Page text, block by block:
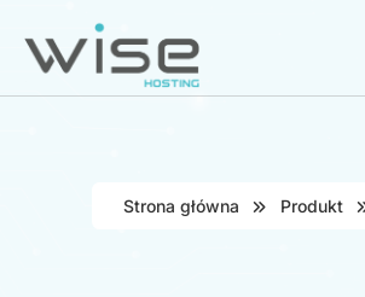
Strona główna Produkt